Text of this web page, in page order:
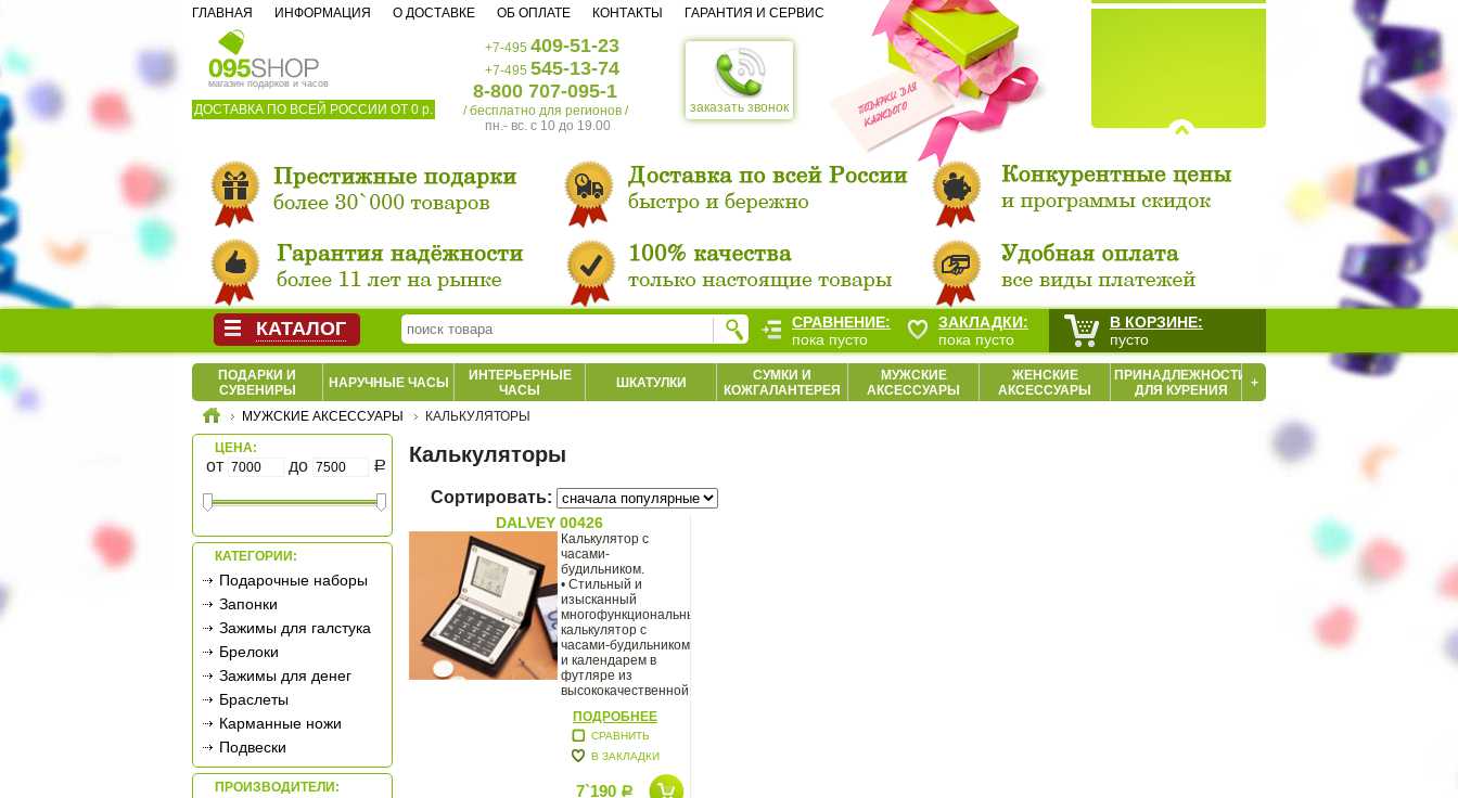
магазин подарков и часов
ДОСТАВКА ПО ВСЕЙ РОССИИ ОТ 0 р. заказать звонок
+7-495 409-51-23
+7-495 545-13-74
8-800 707-095-1
/ бесплатно для регионов /
пн.- вс. c 10 до 19.00
ГЛАВНАЯ ИНФОРМАЦИЯ О ДОСТАВКЕ ОБ ОПЛАТЕ КОНТАКТЫ ГАРАНТИЯ И СЕРВИС
ПОДАРКИ И
СУВЕНИРЫ
НАРУЧНЫЕ ЧАСЫ
ИНТЕРЬЕРНЫЕ
ЧАСЫ
ШКАТУЛКИ
СУМКИ И
КОЖГАЛАНТЕРЕЯ
МУЖСКИЕ
АКСЕССУАРЫ
ЖЕНСКИЕ
АКСЕССУАРЫ
ПРИНАДЛЕЖНОСТИ
ДЛЯ КУРЕНИЯ
+
МУЖСКИЕ АКСЕССУАРЫ КАЛЬКУЛЯТОРЫ
ЦЕНА:
от до Р
КАТЕГОРИИ:
Подарочные наборы
Запонки
Зажимы для галстука
Брелоки
Зажимы для денег
Браслеты
Карманные ножи
Подвески
Карманные часы
ПРОИЗВОДИТЕЛИ:
Калькуляторы
Сортировать:
DALVEY 00426
Калькулятор с
часами-
будильником.
• Стильный и
изысканный
многофункциональный
калькулятор с
часами-будильником
и календарем в
футляре из
высококачественной
ПОДРОБНЕЕ
СРАВНИТЬ
В ЗАКЛАДКИ
7`190 Р
КАТАЛОГ
СРАВНЕНИЕ:
пока пусто
ЗАКЛАДКИ:
пока пусто
В КОРЗИНЕ:
пусто